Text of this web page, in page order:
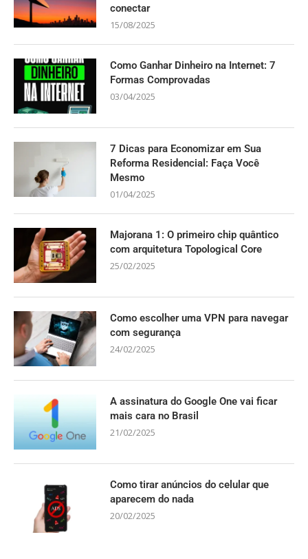
conectar
15/08/2025
Como Ganhar Dinheiro na Internet: 7
Formas Comprovadas
03/04/2025
7 Dicas para Economizar em Sua
Reforma Residencial: Faça Você
Mesmo
01/04/2025
Majorana 1: O primeiro chip quântico
com arquitetura Topological Core
25/02/2025
Como escolher uma VPN para navegar
com segurança
24/02/2025
A assinatura do Google One vai ficar
mais cara no Brasil
21/02/2025
Como tirar anúncios do celular que
aparecem do nada
20/02/2025